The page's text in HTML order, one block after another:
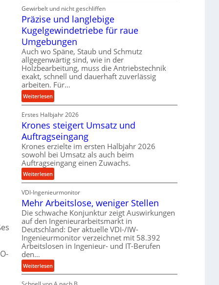
b
e
i
m
D
r
ü
k
p
r
o
e
s
s
u
g
l
g
e
w
i
n
d
e
r
i
e
b
u
n
d
H
y
d
r
a
u
l
i
k
i
Gewirbelt und nicht geschliffen
Präzise und langlebige
Kugelgewindetriebe für raue
Umgebungen
Auch wo Späne, Staub und Schmutz
allgegenwärtig sind, wie in der
Holzbearbeitung, muss die Antriebstechnik
exakt, schnell und dauerhaft zuverlässig
arbeiten. Für…
Weiterlesen:
P
r
ä
i
s
e
u
n
a
n
g
e
i
g
e
Erstes Halbjahr 2026
Krones steigert Umsatz und
Auftragseingang
Krones erzielte im ersten Halbjahr 2026
sowohl bei Umsatz als auch beim
Auftragseingang einen Zuwachs.
Weiterlesen:
K
r
o
n
e
s
s
t
i
g
VDI-Ingenieurmonitor
Mehr Arbeitslose, weniger Stellen
Die schwache Konjunktur zeigt Auswirkungen
auf den Ingenieurarbeitsmarkt in
Deutschland: Der aktuelle VDI-/IW-
Ingenieurmonitor verzeichnet mit 58.392
Arbeitslosen in Ingenieur- und IT-Berufen
den…
Weiterlesen:
M